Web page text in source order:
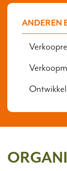
ANDEREN